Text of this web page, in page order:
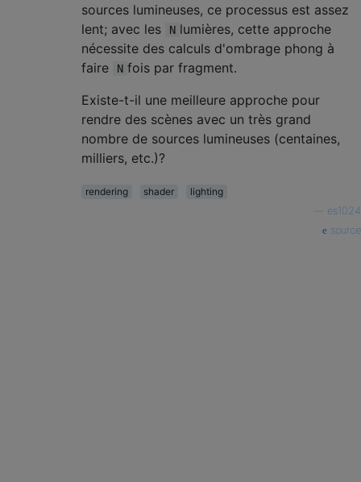
sources lumineuses, ce processus est assez
lent; avec les
N lumières, cette approche
nécessite des calculs d'ombrage phong à
faire
N fois par fragment.
Existe-t-il une meilleure approche pour
rendre des scènes avec un très grand
nombre de sources lumineuses (centaines,
milliers, etc.)?
rendering shader
lighting
es1024
source